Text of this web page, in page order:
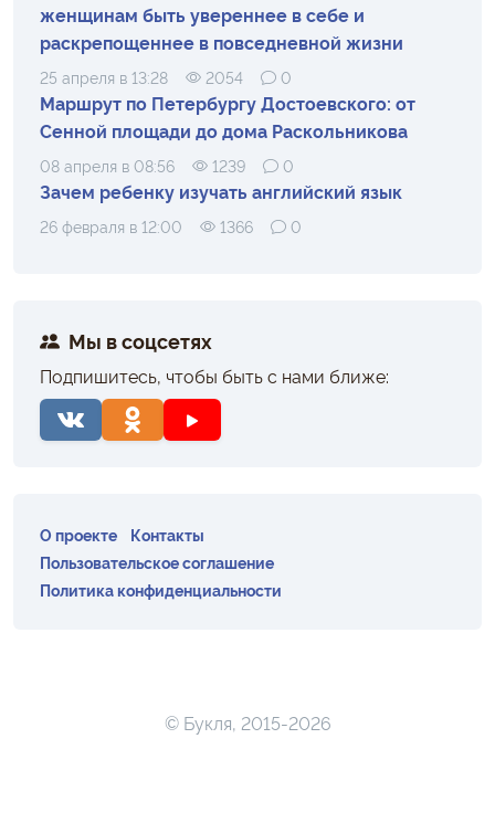
женщинам быть увереннее в себе и
раскрепощеннее в повседневной жизни
25 апреля в 13:28 2054 0
Маршрут по Петербургу Достоевского: от
Сенной площади до дома Раскольникова
08 апреля в 08:56 1239 0
Зачем ребенку изучать английский язык
26 февраля в 12:00 1366 0
Мы в соцсетях
Подпишитесь, чтобы быть с нами ближе:
О проекте
Контакты
Пользовательское соглашение
Политика конфиденциальности
© Букля, 2015-2026